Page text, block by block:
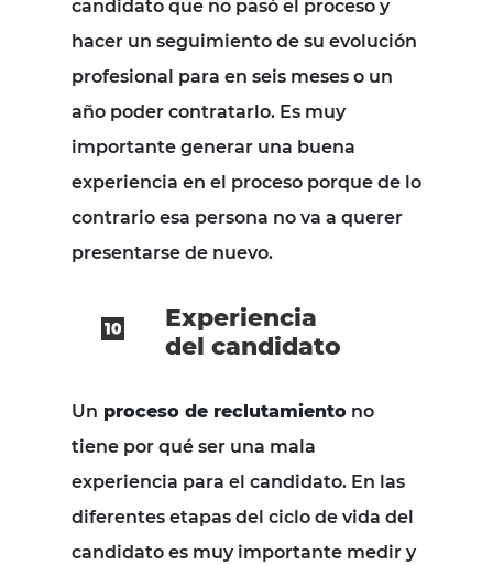
candidato que no pasó el proceso y
hacer un seguimiento de su evolución
profesional para en seis meses o un
año poder contratarlo. Es muy
importante generar una buena
experiencia en el proceso porque de lo
contrario esa persona no va a querer
presentarse de nuevo.
Experiencia
del candidato
Un proceso de reclutamiento no
tiene por qué ser una mala
experiencia para el candidato. En las
diferentes etapas del ciclo de vida del
candidato es muy importante medir y